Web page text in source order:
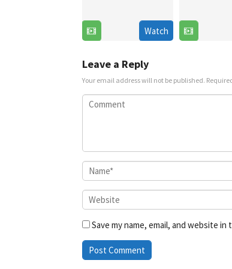
2022
Watch
Leave a Reply
Your email address will not be published.
Save my name, email, and website